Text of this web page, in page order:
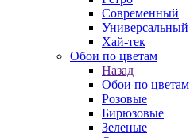
Современный
Универсальный
Хай-тек
Обои по цветам
Назад
Обои по цветам
Розовые
Бирюзовые
Зеленые